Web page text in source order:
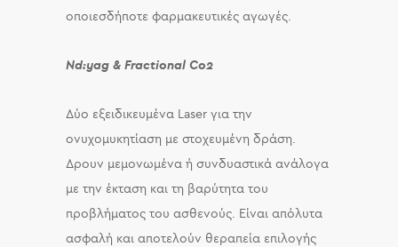
οποιεσδήποτε φαρμακευτικές αγωγές.
Nd:yag & Fractional Co2
Δύο εξειδικευμένα Laser για την
ονυχομυκητίαση με στοχευμένη δράση.
Δρουν μεμονωμένα ή συνδυαστικά ανάλογα
με την έκταση και τη βαρύτητα του
προβλήματος του ασθενούς. Είναι απόλυτα
ασφαλή και αποτελούν θεραπεία επιλογής